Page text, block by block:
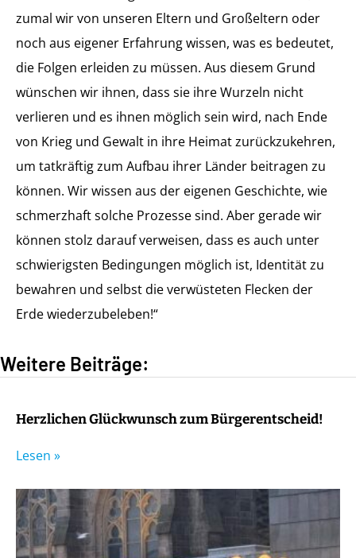
zumal wir von unseren Eltern und Großeltern oder
noch aus eigener Erfahrung wissen, was es bedeutet,
die Folgen erleiden zu müssen. Aus diesem Grund
wünschen wir ihnen, dass sie ihre Wurzeln nicht
verlieren und es ihnen möglich sein wird, nach Ende
von Krieg und Gewalt in ihre Heimat zurückzukehren,
um tatkräftig zum Aufbau ihrer Länder beitragen zu
können. Wir wissen aus der eigenen Geschichte, wie
schmerzhaft solche Prozesse sind. Aber gerade wir
können stolz darauf verweisen, dass es auch unter
schwierigsten Bedingungen möglich ist, Identität zu
bewahren und selbst die verwüsteten Flecken der
Erde wiederzubeleben!“
Weitere Beiträge:
Herzlichen Glückwunsch zum Bürgerentscheid!
Lesen »